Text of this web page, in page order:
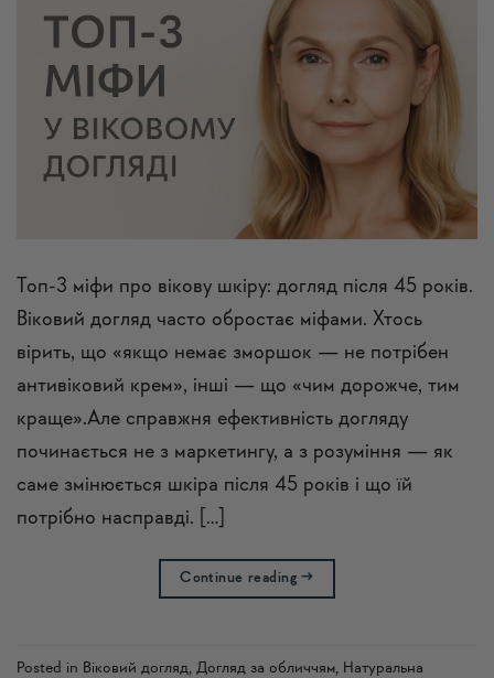
Топ-3 міфи про вікову шкіру: догляд після 45 років.
Віковий догляд часто обростає міфами. Хтось
вірить, що «якщо немає зморшок — не потрібен
антивіковий крем», інші — що «чим дорожче, тим
краще».Але справжня ефективність догляду
починається не з маркетингу, а з розуміння — як
саме змінюється шкіра після 45 років і що їй
потрібно насправді. […]
Continue reading→
Posted in Віковий догляд, Догляд за обличчям, Натуральна